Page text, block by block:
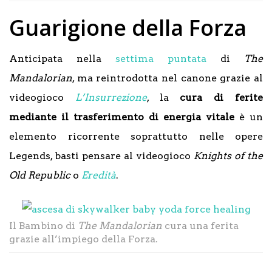
Guarigione della Forza
Anticipata nella settima puntata di
The
Mandalorian, ma reintrodotta nel canone grazie al
videogioco L’Insurrezione, la cura di ferite
mediante il trasferimento di energia vitale è un
elemento ricorrente soprattutto nelle opere
Legends, basti pensare al videogioco Knights of the
Old Republico Eredità.
Il Bambino di The Mandalorian cura una ferita
grazie all’impiego della Forza.